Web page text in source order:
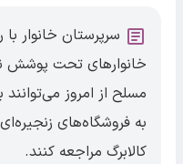
خانوارهای تحت پوشش
مسلح از امروز
به فروشگاه‌های
کالابرگ مراجعه کنند.